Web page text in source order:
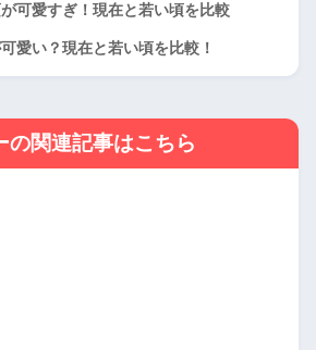
可愛すぎ！現在と若い頃を比較
愛い？現在と若い頃を比較！
の関連記事はこちら